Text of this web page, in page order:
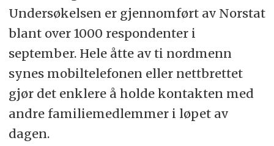
Undersøkelsen er gjennomført av Norstat
blant over 1000 respondenter i
september. Hele åtte av ti nordmenn
synes mobiltelefonen eller nettbrettet
gjør det enklere å holde kontakten med
andre familiemedlemmer i løpet av
dagen.